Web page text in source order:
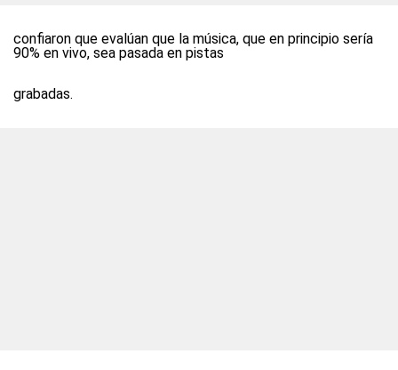
confiaron que evalúan que la música, que en principio sería
90% en vivo, sea pasada en pistas
grabadas.